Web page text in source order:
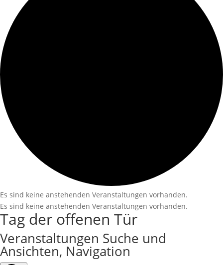
Es sind keine anstehenden Veranstaltungen vorhanden.
Es sind keine anstehenden Veranstaltungen vorhanden.
Tag der offenen Tür
Veranstaltungen Suche und
Ansichten, Navigation